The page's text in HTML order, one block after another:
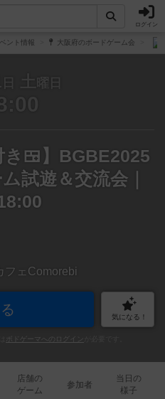
ログイン
ント情報 大阪府のボードゲーム会
日 土 曜日
き🍱】BGBE2025
試遊＆交流会｜
フェComorebi
気になる！
ボドゲーマへのログイン
店舗の
ゲーム
参加者
当日の
様子